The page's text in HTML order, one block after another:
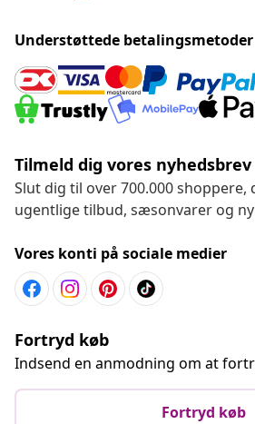
Understøttede betalingsmetoder
Tilmeld dig vores nyhedsbrev
Slut dig til over 700.000
ugentlige tilbud, sæsonvarer og
Vores konti på sociale medier
Fortryd køb
Indsend en anmodning om at
Fortryd køb